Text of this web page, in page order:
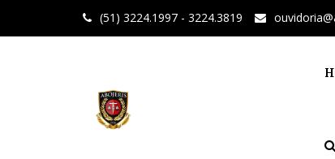
(51) 3224.1997 - 3224.3819